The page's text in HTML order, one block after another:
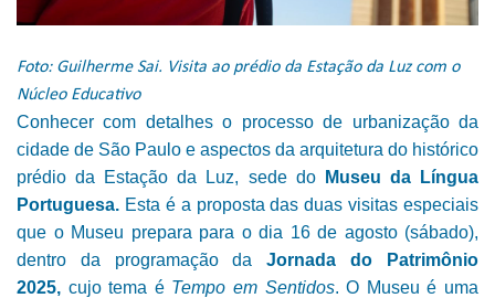
Foto: Guilherme Sai. Visita ao prédio da Estação da Luz com o
Núcleo Educativo
Conhecer com detalhes o processo de urbanização da
cidade de São Paulo e aspectos da arquitetura do histórico
prédio da Estação da Luz, sede do
Museu da Língua
Portuguesa. Esta é a proposta das duas visitas especiais
que o Museu prepara para o dia 16 de agosto (sábado),
dentro da programação daJornada do Patrimônio
2025, cujo tema é Tempo em Sentidos. O Museu é uma